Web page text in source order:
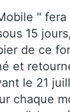
"
15
de ce
et
le 21
chaque